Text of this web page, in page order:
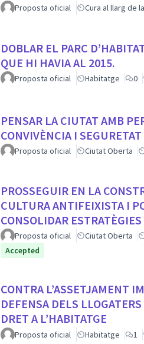
Proposta oficial Cura al llarg de
DOBLAR EL PARC
QUE HI HAVIA AL 2015.
Proposta oficial Habitatge 0
PENSAR LA CIUTAT AMB
CONVIVÈNCIA I SEGURETAT
Proposta oficial Ciutat Oberta
PROSSEGUIR EN LA
CULTURA ANTIFEIXISTA I
CONSOLIDAR
VISIBILITZACIÓ DE LA
CIUTADA
Proposta oficial Ciutat Oberta
Accepted
CONTRA L’ASSETJAMENT
DEFENSA DELS
DRET A L’HABITATGE
Proposta oficial Habitatge 1